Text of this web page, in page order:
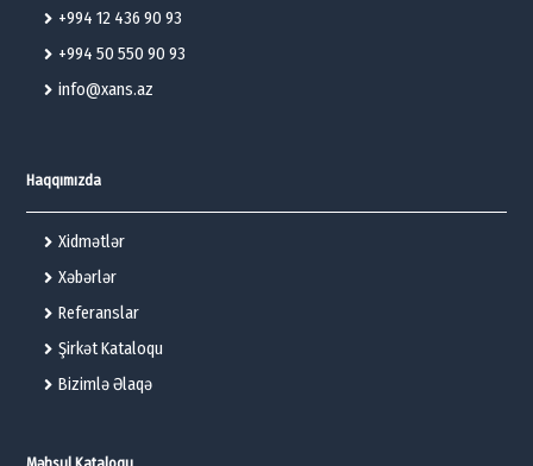
+994 12 436 90 93
+994 50 550 90 93
info@xans.az
Haqqımızda
Xidmətlər
Xəbərlər
Referanslar
Şirkət Kataloqu
Bizimlə Əlaqə